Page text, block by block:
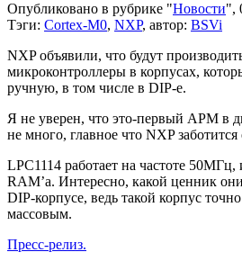
Boeing
P-
Опубликовано в рубрике "Новости",
Тэги: Cortex-M0, NXP, автор: BSVi
NXP объявили, что будут
микроконтроллеры в корпусах,
ручную, в том числе в DIP-е.
Я не уверен, что это-первый АРМ в
не много, главное что NXP
LPC1114 работает на частоте
RAM’а. Интересно, какой ценник
DIP-корпусе, ведь такой корпус
массовым.
Пресс-релиз.